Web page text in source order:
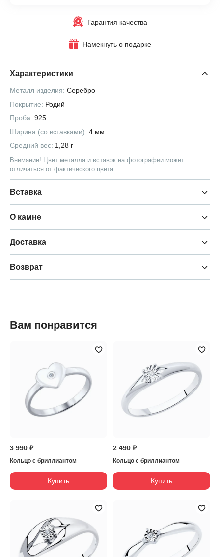
Гарантия качества
Намекнуть о подарке
Характеристики
Металл изделия: Серебро
Покрытие: Родий
Проба: 925
Ширина (со вставками): 4 мм
Средний вес: 1,28 г
Внимание! Цвет металла и вставок на фотографии может
отличаться от фактического цвета.
Вставка
О камне
Доставка
Возврат
Вам понравится
3 990 ₽
Кольцо с бриллиантом
Купить
2 490 ₽
Кольцо с бриллиантом
Купить